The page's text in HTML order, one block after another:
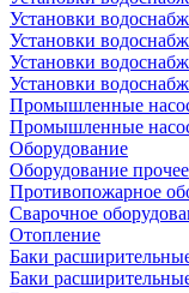
Установки
Установки
Установки
Установки
Промышленные
Промышленные
Оборудование
Оборудование прочее
Противопожарное
Сварочное
Отопление
Баки
Баки